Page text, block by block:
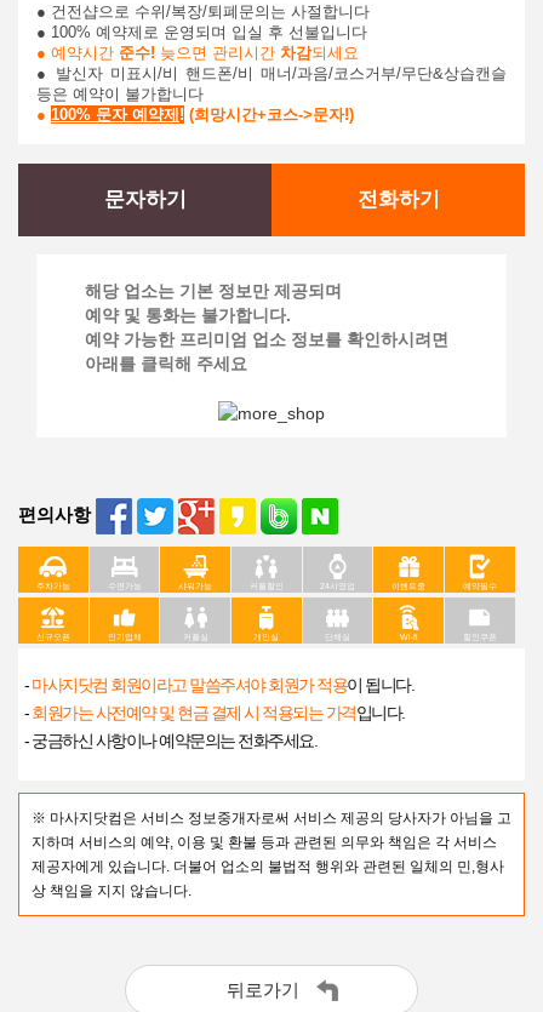
● 건전샵으로 수위/복장/퇴폐문의는 사절합니다
● 100% 예약제로 운영되며 입실 후 선불입니다
● 예약시간 준수! 늦으면 관리시간 차감되세요
● 발신자 미표시/비 핸드폰/비 매너/과음/코스거부/무단&상습캔슬
등은 예약이 불가합니다
● 100% 문자 예약제 ! (희망시간+코스->문자!)
문자하기 전화하기
해당 업소는 기본 정보만 제공되며
예약 및 통화는 불가합니다.
예약 가능한 프리미엄 업소 정보를 확인하시려면
아래를 클릭해 주세요
편의사항
주차가능 수면가능 샤워가능 커플할인 24시영업 이벤트중 예약필수
신규오픈 인기업체 커플실 개인실 단체실 Wi-fi 할인쿠폰
-마사지닷컴 회원이라고 말씀주셔야 회원가 적용이 됩니다.
-회원가는 사전예약 및 현금 결제 시 적용되는 가격입니다.
- 궁금하신 사항이나 예약문의는 전화주세요.
※ 마사지닷컴은 서비스 정보중개자로써 서비스 제공의 당사자가 아님을 고
지하며 서비스의 예약, 이용 및 환불 등과 관련된 의무와 책임은 각 서비스
제공자에게 있습니다. 더불어 업소의 불법적 행위와 관련된 일체의 민,형사
상 책임을 지지 않습니다.
뒤로가기